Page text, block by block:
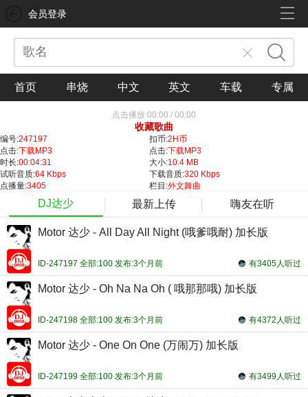
会员登录
首页 串烧 中文 英文 车载 专属
点击播放 00:00 / 00:00
收藏歌曲
编号:247197 扣币:2H币
点击:下载MP3 点击:下载MP3
时长:00:04:31 大小:10.4 MB
试听音质:64 Kbps 下载音质:320 Kbps
点播量:3405 栏目:外文舞曲
DJ达少 最新上传 嗨友在听
Motor 达少 - All Day All Night (哦爹哦耐) 加长版
有3405人听过
ID-247197 全部:100 发布:3个月前
Motor 达少 - Oh Na Na Oh ( 哦那那哦) 加长版
有4372人听过
ID-247198 全部:100 发布:3个月前
Motor 达少 - One On One (万闹万) 加长版
有3499人听过
ID-247199 全部:100 发布:3个月前